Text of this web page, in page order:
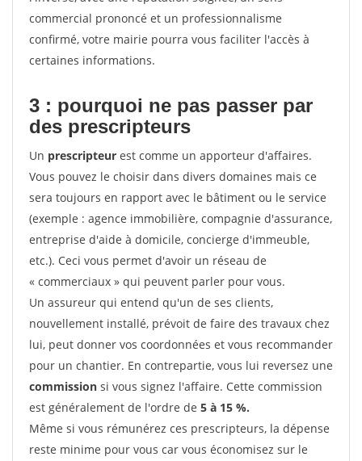
commercial prononcé et un professionnalisme
confirmé, votre mairie pourra vous faciliter l'accès à
certaines informations.
3 : pourquoi ne pas passer par
des prescripteurs
Un prescripteur est comme un apporteur d'affaires.
Vous pouvez le choisir dans divers domaines mais ce
sera toujours en rapport avec le bâtiment ou le service
(exemple : agence immobilière, compagnie d'assurance,
entreprise d'aide à domicile, concierge d'immeuble,
etc.). Ceci vous permet d'avoir un réseau de
« commerciaux » qui peuvent parler pour vous.
Un assureur qui entend qu'un de ses clients,
nouvellement installé, prévoit de faire des travaux chez
lui, peut donner vos coordonnées et vous recommander
pour un chantier. En contrepartie, vous lui reversez une
commission si vous signez l'affaire. Cette commission
est généralement de l'ordre de 5 à 15 %.
Même si vous rémunérez ces prescripteurs, la dépense
reste minime pour vous car vous économisez sur le